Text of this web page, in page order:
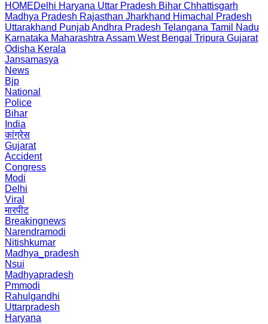
HOMEDelhi Haryana Uttar Pradesh Bihar Chhattisgarh
Madhya Pradesh Rajasthan Jharkhand Himachal Pradesh
Uttarakhand PunjabAndhra Pradesh Telangana Tamil Nadu
Karnataka Maharashtra Assam West Bengal Tripura Gujarat
Odisha Kerala
Jansamasya
News
Bjp
National
Police
Bihar
India
कांग्रेस
Gujarat
Accident
Congress
Modi
Delhi
Viral
मारपीट
Breakingnews
Narendramodi
Nitishkumar
Madhya_pradesh
Nsui
Madhyapradesh
Pmmodi
Rahulgandhi
Uttarpradesh
Haryana